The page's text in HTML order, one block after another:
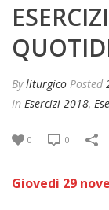
Byliturgico Posted
In Esercizi 2018,
0 0
Giovedì 29